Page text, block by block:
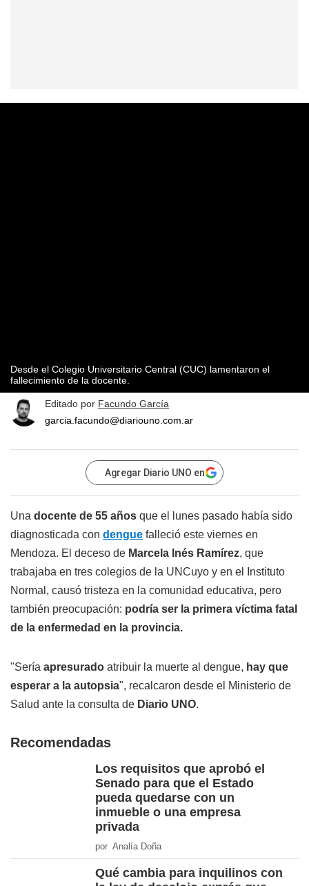
Desde el Colegio Universitario Central (CUC) lamentaron el
fallecimiento de la docente.
Editado por Facundo García
garcia.facundo@diariouno.com.ar
Agregar Diario UNO en
Una docente de 55 años que el lunes pasado había sido
diagnosticada con dengue falleció este viernes en
Mendoza. El deceso de Marcela Inés Ramírez, que
trabajaba en tres colegios de la UNCuyo y en el Instituto
Normal, causó tristeza en la comunidad educativa, pero
también preocupación: podría ser la primera víctima fatal
de la enfermedad en la provincia.
"Sería apresurado atribuir la muerte al dengue, hay que
esperar a la autopsia", recalcaron desde el Ministerio de
Salud ante la consulta de Diario UNO.
Recomendadas
Los requisitos que aprobó el
Senado para que el Estado
pueda quedarse con un
inmueble o una empresa
privada
por Analía Doña
Qué cambia para inquilinos con